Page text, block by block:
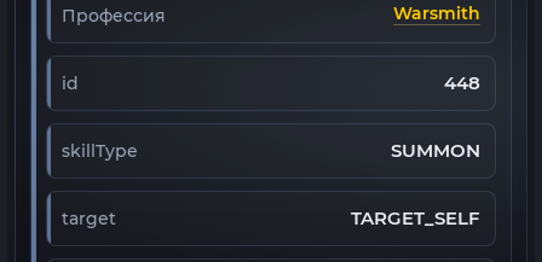
Профессия Warsmith
id 448
skillType SUMMON
target TARGET_SELF